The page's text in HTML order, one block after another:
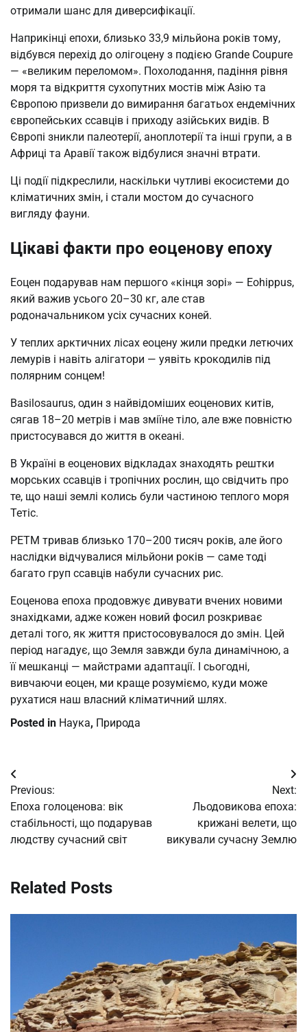
отримали шанс для диверсифікації.
Наприкінці епохи, близько 33,9 мільйона років тому,
відбувся перехід до олігоцену з подією Grande Coupure
— «великим переломом». Похолодання, падіння рівня
моря та відкриття сухопутних мостів між Азію та
Європою призвели до вимирання багатьох ендемічних
європейських ссавців і приходу азійських видів. В
Європі зникли палеотерії, аноплотерії та інші групи, а в
Африці та Аравії також відбулися значні втрати.
Ці події підкреслили, наскільки чутливі екосистеми до
кліматичних змін, і стали мостом до сучасного
вигляду фауни.
Цікаві факти про еоценову епоху
Еоцен подарував нам першого «кінця зорі» — Eohippus,
який важив усього 20–30 кг, але став
родоначальником усіх сучасних коней.
У теплих арктичних лісах еоцену жили предки летючих
лемурів і навіть алігатори — уявіть крокодилів під
полярним сонцем!
Basilosaurus, один з найвідоміших еоценових китів,
сягав 18–20 метрів і мав зміїне тіло, але вже повністю
пристосувався до життя в океані.
В Україні в еоценових відкладах знаходять рештки
морських ссавців і тропічних рослин, що свідчить про
те, що наші землі колись були частиною теплого моря
Тетіс.
PETM тривав близько 170–200 тисяч років, але його
наслідки відчувалися мільйони років — саме тоді
багато груп ссавців набули сучасних рис.
Еоценова епоха продовжує дивувати вчених новими
знахідками, адже кожен новий фосил розкриває
деталі того, як життя пристосовувалося до змін. Цей
період нагадує, що Земля завжди була динамічною, а
її мешканці — майстрами адаптації. І сьогодні,
вивчаючи еоцен, ми краще розуміємо, куди може
рухатися наш власний кліматичний шлях.
Posted in Наука, Природа
Post
navigation
Previous:
Епоха голоценова: вік
стабільності, що подарував
людству сучасний світ
Next:
Льодовикова епоха:
крижані велети, що
викували сучасну Землю
Related Posts